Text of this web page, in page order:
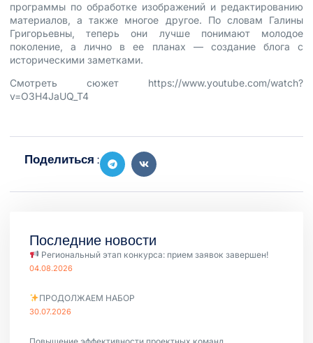
программы по обработке изображений и редактированию
материалов, а также многое другое. По словам Галины
Григорьевны, теперь они лучше понимают молодое
поколение, а лично в ее планах — создание блога с
историческими заметками.
Смотреть сюжет https://www.youtube.com/watch?
v=O3H4JaUQ_T4
Поделиться :
Последние новости
Региональный этап конкурса: прием заявок завершен!
04.08.2026
ПРОДОЛЖАЕМ НАБОР
30.07.2026